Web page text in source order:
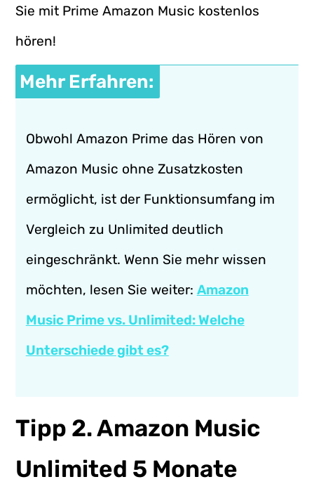
Sie mit Prime Amazon Music kostenlos
hören!
Mehr Erfahren:
Obwohl Amazon Prime das Hören von
Amazon Music ohne Zusatzkosten
ermöglicht, ist der Funktionsumfang im
Vergleich zu Unlimited deutlich
eingeschränkt. Wenn Sie mehr wissen
möchten, lesen Sie weiter: Amazon
Music Prime vs. Unlimited: Welche
Unterschiede gibt es?
Tipp 2. Amazon Music
Unlimited 5 Monate